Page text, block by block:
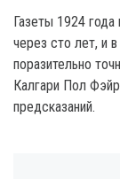
Газеты 1924 года
через сто лет, и
поразительно
Калгари Пол
предсказаний.